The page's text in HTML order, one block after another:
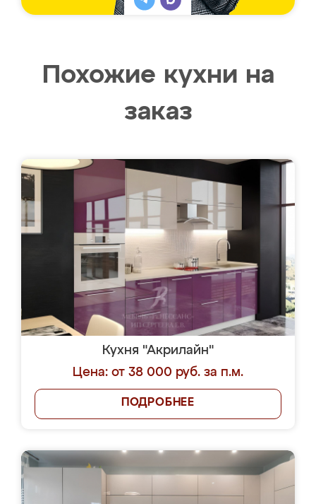
Похожие кухни на
заказ
Кухня "Акрилайн"
Цена: от 38 000 руб. за п.м.
ПОДРОБНЕЕ